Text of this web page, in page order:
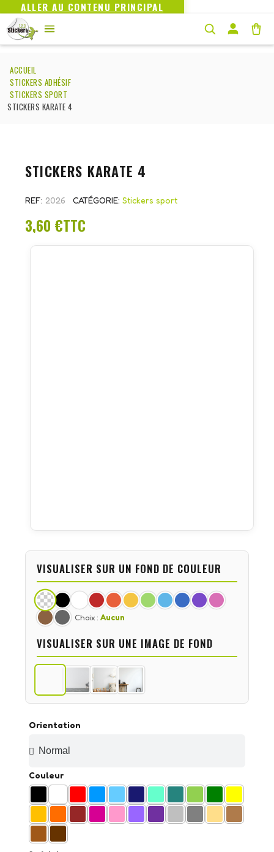
ALLER AU CONTENU PRINCIPAL
ACCUEIL
STICKERS ADHÉSIF
STICKERS SPORT
STICKERS KARATE 4
STICKERS KARATE 4
REF 2026 CATÉGORIE Stickers sport
3,60 €TTC
Orientation
Couleur
VISUALISER SUR UN FOND DE COULEUR
Choix : Aucun
VISUALISER SUR UNE IMAGE DE FOND